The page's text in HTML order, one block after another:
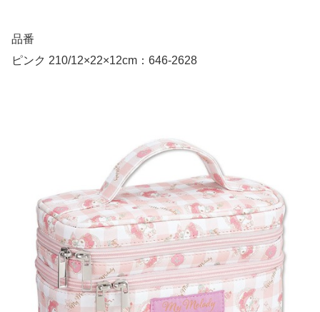
品番
ピンク 210/12×22×12cm：646-2628